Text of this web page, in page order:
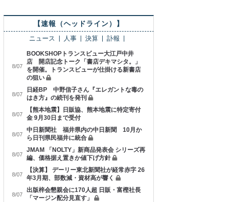
【速報（ヘッドライン）】
ニュース 人事 決算 訃報
8/07
BOOKSHOPトランスビュー大江戸中井
店 開店記念トーク「書店デキマシタ。」
を開催。トランスビューが仕掛ける新書店
の狙い
8/07
日経BP 中野信子さん『エレガントな毒の
はき方』の続刊を発刊
8/07
【熊本地震】日販協、熊本地震に特定寄付
金 9月30日まで受付
8/07
中日新聞社 福井県内の中日新聞 10月か
ら日刊県民福井に統合
8/07
JMAM 「NOLTY」新商品発表会 シリーズ再
編、価格据え置きか値下げ方針
8/07
【決算】 デーリー東北新聞社が経常赤字 26
年3月期、部数減・資材高が響く
8/07
出版梓会懇親会に170人超 日販・富樫社長
「マージン配分見直す」